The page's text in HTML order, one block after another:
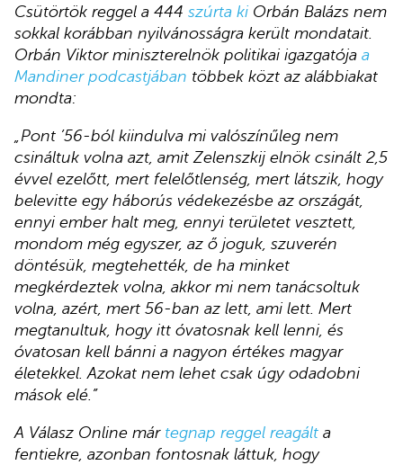
Csütörtök reggel a 444 szúrta ki Orbán Balázs nem
sokkal korábban nyilvánosságra került mondatait.
Orbán Viktor miniszterelnök politikai igazgatója a
Mandiner podcastjában többek közt az alábbiakat
mondta:
„Pont ’56-ból kiindulva mi valószínűleg nem
csináltuk volna azt, amit Zelenszkij elnök csinált 2,5
évvel ezelőtt, mert felelőtlenség, mert látszik, hogy
belevitte egy háborús védekezésbe az országát,
ennyi ember halt meg, ennyi területet vesztett,
mondom még egyszer, az ő joguk, szuverén
döntésük, megtehették, de ha minket
megkérdeztek volna, akkor mi nem tanácsoltuk
volna, azért, mert 56-ban az lett, ami lett. Mert
megtanultuk, hogy itt óvatosnak kell lenni, és
óvatosan kell bánni a nagyon értékes magyar
életekkel. Azokat nem lehet csak úgy odadobni
mások elé.”
A Válasz Online már tegnap reggel reagált a
fentiekre, azonban fontosnak láttuk, hogy